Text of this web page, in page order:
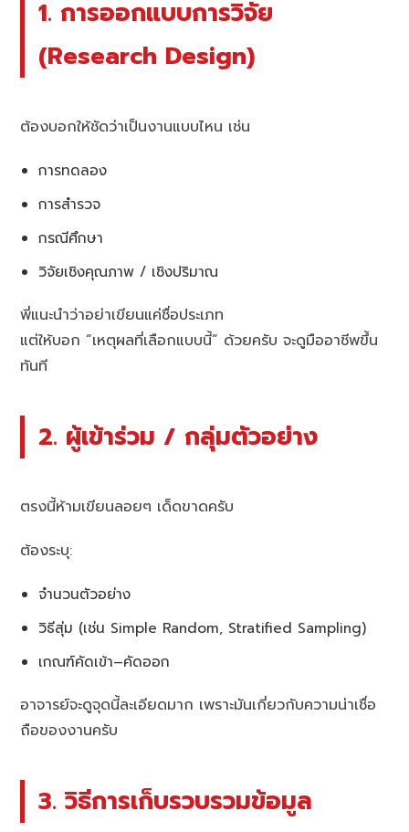
1. การออกแบบการวิจัย
(Research Design)
ต้องบอกให้ชัดว่าเป็นงานแบบไหน เช่น
การทดลอง
การสำรวจ
กรณีศึกษา
วิจัยเชิงคุณภาพ / เชิงปริมาณ
พี่แนะนำว่าอย่าเขียนแค่ชื่อประเภท
แต่ให้บอก “เหตุผลที่เลือกแบบนี้” ด้วยครับ จะดูมืออาชีพขึ้น
ทันที
2. ผู้เข้าร่วม / กลุ่มตัวอย่าง
ตรงนี้ห้ามเขียนลอยๆ เด็ดขาดครับ
ต้องระบุ:
จำนวนตัวอย่าง
วิธีสุ่ม (เช่น Simple Random, Stratified Sampling)
เกณฑ์คัดเข้า–คัดออก
อาจารย์จะดูจุดนี้ละเอียดมาก เพราะมันเกี่ยวกับความน่าเชื่อ
ถือของงานครับ
3. วิธีการเก็บรวบรวมข้อมูล